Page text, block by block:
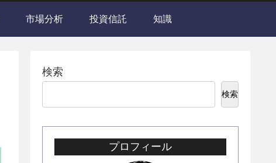
市場分析 投資信託 知識
検索
検索
プロフィール